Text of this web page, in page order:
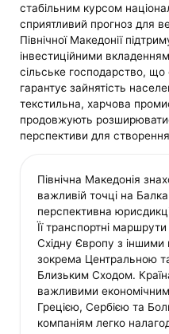
стабільним курсом
сприятливий прогноз для
Північної Македонії
інвестиційними
сільське господарство,
гарантує зайнятість
текстильна, харчова
продовжують
перспективи для
Північна Македонія
важливій точці на
перспективна
Її транспортні
Східну Європу з
зокрема Центральною
Близьким Сходом.
важливими
Грецією, Сербією та
компаніям легко